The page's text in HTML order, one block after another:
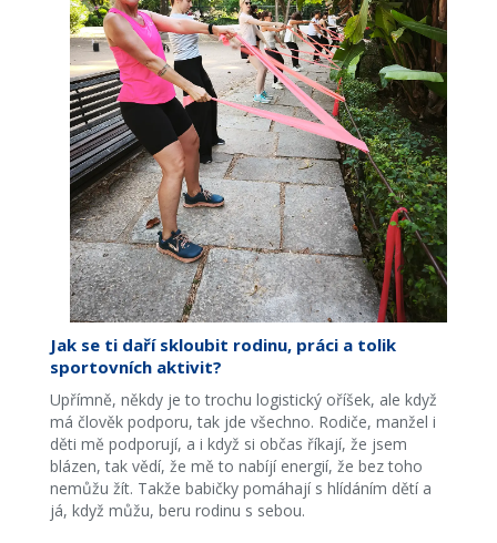
Jak se ti daří skloubit rodinu, práci a tolik
sportovních aktivit?
Upřímně, někdy je to trochu logistický oříšek, ale když
má člověk podporu, tak jde všechno. Rodiče, manžel i
děti mě podporují, a i když si občas říkají, že jsem
blázen, tak vědí, že mě to nabíjí energií, že bez toho
nemůžu žít. Takže babičky pomáhají s hlídáním dětí a
já, když můžu, beru rodinu s sebou.